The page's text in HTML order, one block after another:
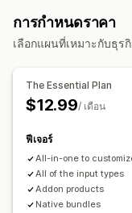
HTML ที่กำหนดเอง ตัว
การกำหนดราคาตามสภ
การกำหนดราคาแบบได
การเติมเงินแบบพรีเมียม
ชุดตัวเลือกที่ไม่มีที่สิ้นสุด
แพ็คตัวอย่าง ชุดการขา
การกำหนดราคาที่ตั้งได้
เปอร์เซ็นต์ส่วนลด
การกำหนดราคาแบบไ
การกำหนดราคา
เลือกแผนที่เหมาะกับธุ
The Essential Plan
$12.99/ เดือน
ฟีเจอร์
All-in-one to
All of the input types
Addon products
Native bundles